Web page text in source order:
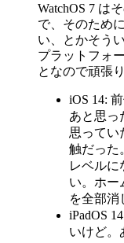
WatchOS 7 は
で、そのため
い、とかそう
プラットフォ
となので頑張
iOS 14:
あと思っ
思ってい
触だった
レベルに
い。ホー
を全部消
iPadOS
いけど。